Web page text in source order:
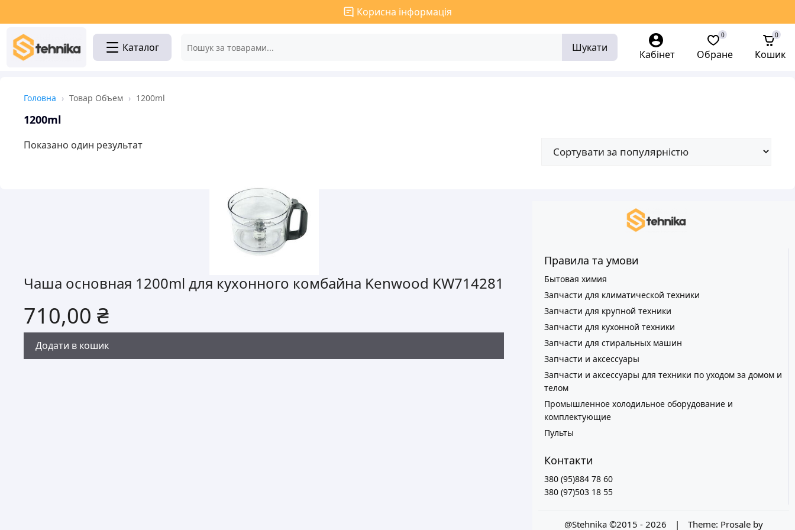
Корисна інформація
Каталог Шукати
Кабінет Обране
0
Кошик
0
Головна › Товар Объем › 1200ml
1200ml
Показано один результат
Чаша основная 1200ml для кухонного комбайна Kenwood KW714281
710,00 ₴
Додати в кошик
Правила та умови
Бытовая химия
Запчасти для климатической техники
Запчасти для крупной техники
Запчасти для кухонной техники
Запчасти для стиральных машин
Запчасти и аксессуары
Запчасти и аксессуары для техники по уходом за домом и
телом
Промышленное холодильное оборудование и
комплектующие
Пульты
Контакти
380 (95)884 78 60
380 (97)503 18 55
@Stehnika ©2015 - 2026 | Theme: Prosale by